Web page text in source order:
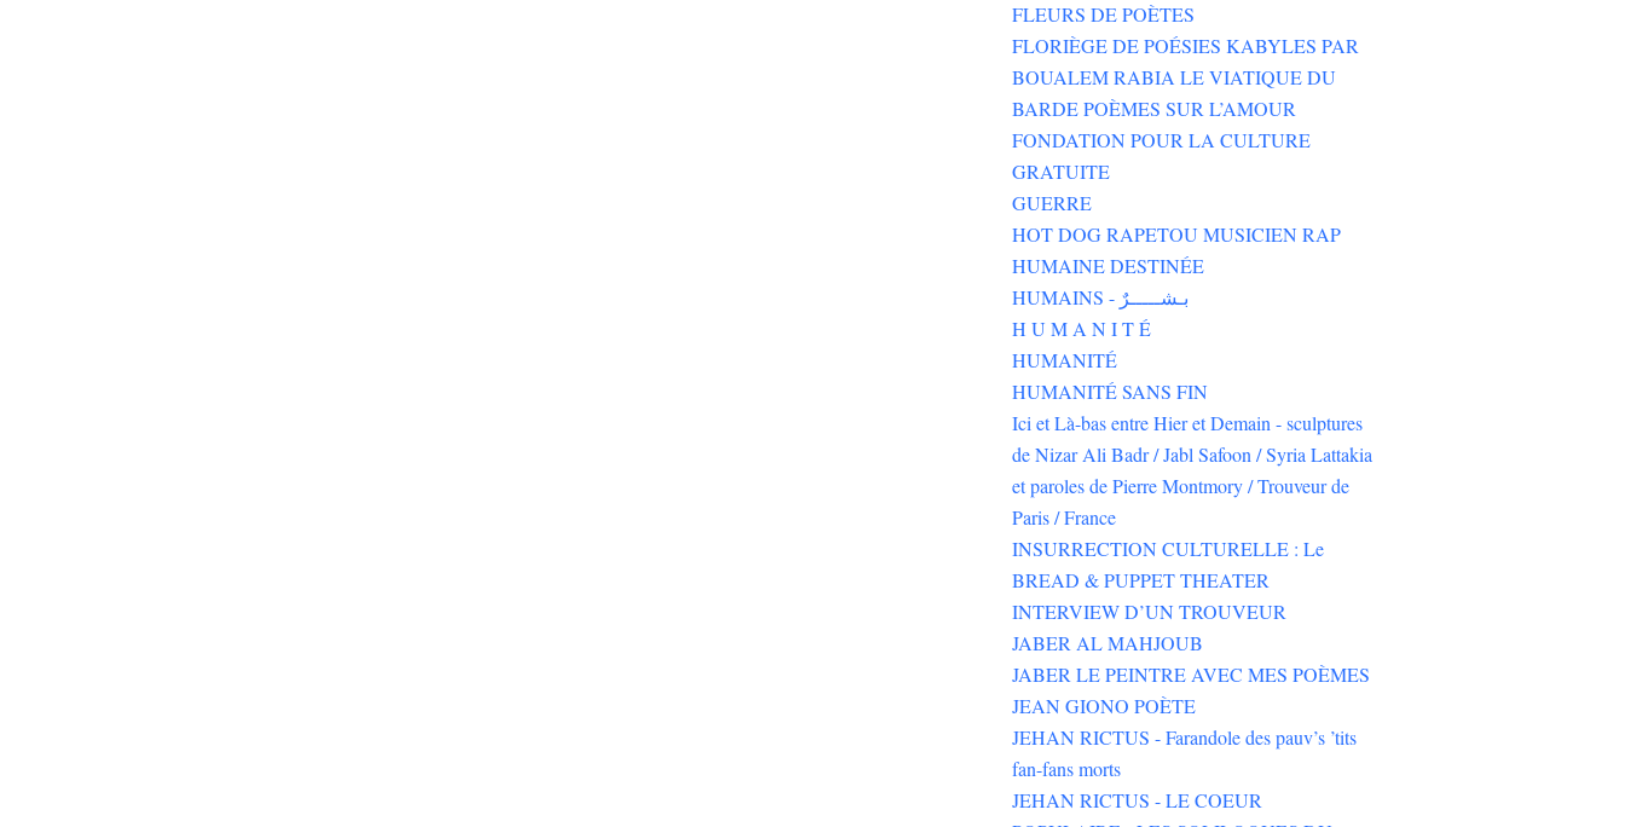
FLEURS DE POÈTES
FLORIÈGE DE POÉSIES KABYLES PAR
BOUALEM RABIA LE VIATIQUE DU
BARDE POÈMES SUR L’AMOUR
FONDATION POUR LA CULTURE
GRATUITE
GUERRE
HOT DOG RAPETOU MUSICIEN RAP
HUMAINE DESTINÉE
HUMAINS - بـشـــــرٌ
H U M A N I T É
HUMANITÉ
HUMANITÉ SANS FIN
Ici et Là-bas entre Hier et Demain - sculptures
de Nizar Ali Badr / Jabl Safoon / Syria Lattakia
et paroles de Pierre Montmory / Trouveur de
Paris / France
INSURRECTION CULTURELLE : Le
BREAD & PUPPET THEATER
INTERVIEW D’UN TROUVEUR
JABER AL MAHJOUB
JABER LE PEINTRE AVEC MES POÈMES
JEAN GIONO POÈTE
JEHAN RICTUS - Farandole des pauv’s ’tits
fan-fans morts
JEHAN RICTUS - LE COEUR